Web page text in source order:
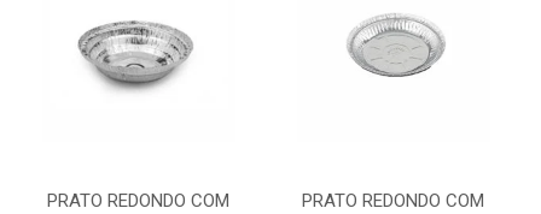
PRATO REDONDO COM
PRATO REDONDO COM